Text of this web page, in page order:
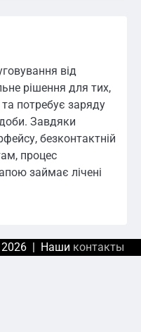
від
рішення для тих,
потребує заряду
Завдяки
безконтактній
процес
займає лічені
2026 | Наши контакты